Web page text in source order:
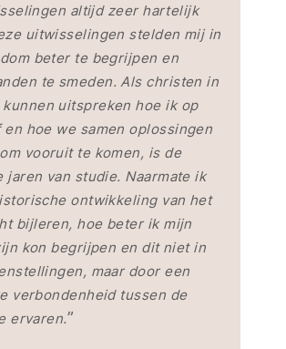
altijd zeer hartelijk
uitwisselingen stelden mij in
beter te begrijpen en
te smeden. Als christen in
uitspreken hoe ik op
hoe we samen oplossingen
vooruit te komen, is de
jaren van studie. Naarmate ik
ontwikkeling van het
bijleren, hoe beter ik mijn
kon begrijpen en dit niet in
maar door een
verbondenheid tussen de
ervaren.”